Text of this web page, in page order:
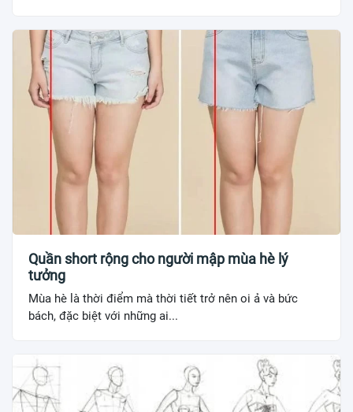
Quần short rộng cho người mập mùa hè lý
tưởng
Mùa hè là thời điểm mà thời tiết trở nên oi ả và bức
bách, đặc biệt với những ai...